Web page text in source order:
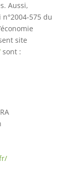
Aussi,
575 du
site
sont :